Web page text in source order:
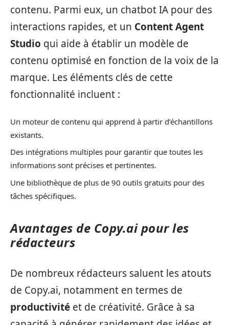
contenu. Parmi eux, un chatbot IA pour des
interactions rapides, et un Content Agent
Studio qui aide à établir un modèle de
contenu optimisé en fonction de la voix de la
marque. Les éléments clés de cette
fonctionnalité incluent :
Un moteur de contenu qui apprend à partir d’échantillons
existants.
Des intégrations multiples pour garantir que toutes les
informations sont précises et pertinentes.
Une bibliothèque de plus de 90 outils gratuits pour des
tâches spécifiques.
Avantages de Copy.ai pour les
rédacteurs
De nombreux rédacteurs saluent les atouts
de Copy.ai, notamment en termes de
productivité et de créativité. Grâce à sa